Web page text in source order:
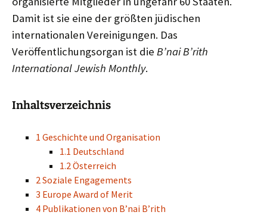
Damit ist sie eine der größten jüdischen
internationalen Vereinigungen. Das
Veröffentlichungsorgan ist die B’nai B’rith
International Jewish Monthly.
Inhaltsverzeichnis
1 Geschichte und Organisation
1.1 Deutschland
1.2 Österreich
2 Soziale Engagements
3 Europe Award of Merit
4 Publikationen von B’nai B’rith